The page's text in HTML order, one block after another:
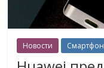
Новости